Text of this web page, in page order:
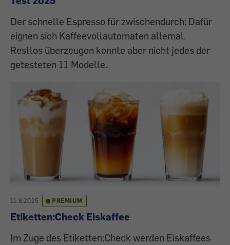
Der schnelle Espresso für zwischendurch: Dafür
eignen sich Kaffeevollautomaten allemal.
Restlos überzeugen konnte aber nicht jedes der
getesteten 11 Modelle.
11.8.2025 PREMIUM
Etiketten:Check Eiskaffee
Im Zuge des Etiketten:Check werden Eiskaffees